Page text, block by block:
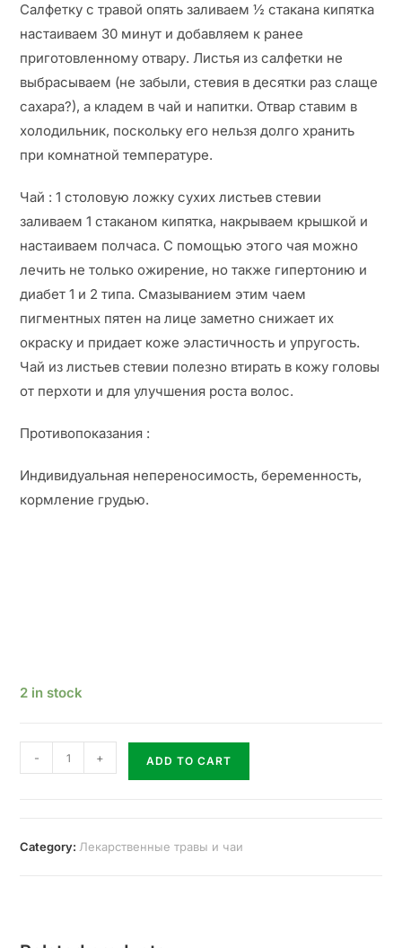
Салфетку с травой опять заливаем ½ стакана кипятка
настаиваем 30 минут и добавляем к ранее
приготовленному отвару. Листья из салфетки не
выбрасываем (не забыли, стевия в десятки раз слаще
сахара?), а кладем в чай и напитки. Отвар ставим в
холодильник, поскольку его нельзя долго хранить
при комнатной температуре.
Чай : 1 столовую ложку сухих листьев стевии
заливаем 1 стаканом кипятка, накрываем крышкой и
настаиваем полчаса. С помощью этого чая можно
лечить не только ожирение, но также гипертонию и
диабет 1 и 2 типа. Смазыванием этим чаем
пигментных пятен на лице заметно снижает их
окраску и придает коже эластичность и упругость.
Чай из листьев стевии полезно втирать в кожу головы
от перхоти и для улучшения роста волос.
Противопоказания :
Индивидуальная непереносимость, беременность,
кормление грудью.
2 in stock
- + ADD TO CART
Category:Лекарственные травы и чаи